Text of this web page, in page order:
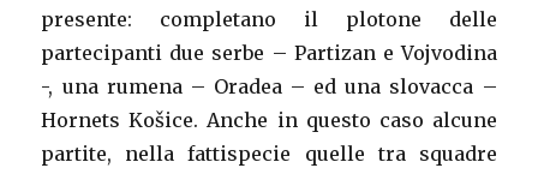
presente: completano il plotone delle
partecipanti due serbe – Partizan e Vojvodina
-, una rumena – Oradea – ed una slovacca –
Hornets Košice. Anche in questo caso alcune
partite, nella fattispecie quelle tra squadre